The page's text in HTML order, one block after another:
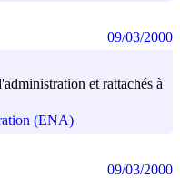
et rattachés à
(ENA)
09/03/2000
09/03/2000